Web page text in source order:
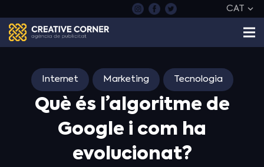
CAT
Internet Marketing Tecnologia
Què és l’algoritme de
Google i com ha
evolucionat?